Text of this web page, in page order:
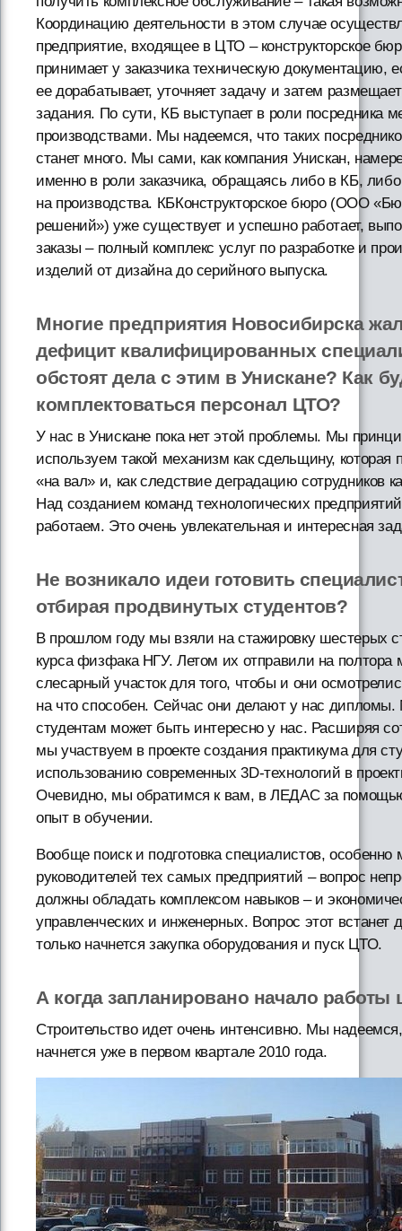
Координацию деятельности в этом случае
предприятие, входящее в ЦТО – конструкторское
принимает у заказчика техническую документацию,
ее дорабатывает, уточняет задачу и затем
задания. По сути, КБ выступает в роли посредника
производствами. Мы надеемся, что таких
станет много. Мы сами, как компания Унискан,
именно в роли заказчика, обращаясь либо в КБ,
на производства. КБКонструкторское бюро (ООО
решений») уже существует и успешно работает,
заказы – полный комплекс услуг по разработке и
изделий от дизайна до серийного выпуска.
Многие предприятия Новосибирска
дефицит квалифицированных
обстоят дела с этим в Унискане? Как
комплектоваться персонал ЦТО?
У нас в Унискане пока нет этой проблемы. Мы
используем такой механизм как сдельщину, которая
«на вал» и, как следствие деградацию сотрудников
Над созданием команд технологических
работаем. Это очень увлекательная и интересная
Не возникало идеи готовить
отбирая продвинутых студентов?
В прошлом году мы взяли на стажировку шестерых
курса физфака НГУ. Летом их отправили на полтора
слесарный участок для того, чтобы и они
на что способен. Сейчас они делают у нас
студентам может быть интересно у нас. Расширяя
мы участвуем в проекте создания практикума для
использованию современных 3D-технологий в
Очевидно, мы обратимся к вам, в ЛЕДАС за
опыт в обучении.
Вообще поиск и подготовка специалистов, особенно
руководителей тех самых предприятий – вопрос
должны обладать комплексом навыков – и
управленческих и инженерных. Вопрос этот встанет
только начнется закупка оборудования и пуск ЦТО.
А когда запланировано начало работы
Строительство идет очень интенсивно. Мы
начнется уже в первом квартале 2010 года.